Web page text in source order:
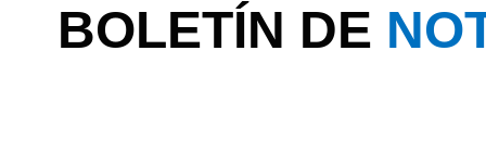
BOLETÍN DE